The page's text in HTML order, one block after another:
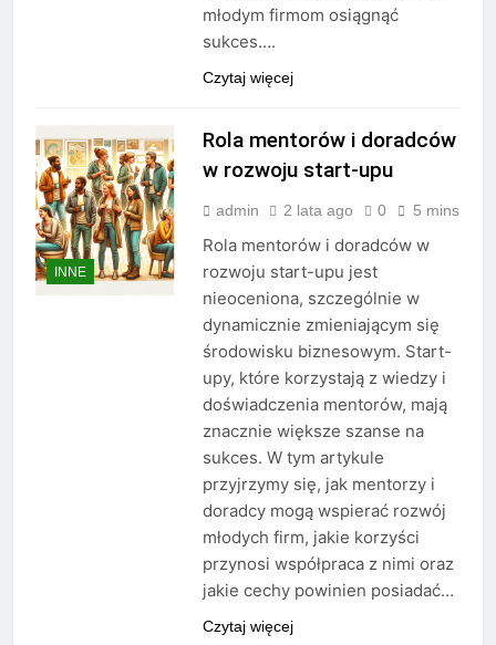
młodym firmom osiągnąć
sukces….
Czytaj więcej
INNE
Rola mentorów i doradców
w rozwoju start-upu
admin 2 lata ago 0 5 mins
Rola mentorów i doradców w
rozwoju start-upu jest
nieoceniona, szczególnie w
dynamicznie zmieniającym się
środowisku biznesowym. Start-
upy, które korzystają z wiedzy i
doświadczenia mentorów, mają
znacznie większe szanse na
sukces. W tym artykule
przyjrzymy się, jak mentorzy i
doradcy mogą wspierać rozwój
młodych firm, jakie korzyści
przynosi współpraca z nimi oraz
jakie cechy powinien posiadać…
Czytaj więcej